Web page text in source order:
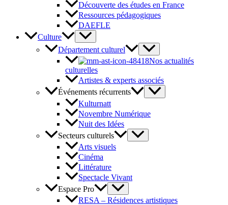
Découverte des études en France
Ressources pédagogiques
DAEFLE
Culture
Département culturel
Nos actualités
culturelles
Artistes & experts associés
Événements récurrents
Kulturnatt
Novembre Numérique
Nuit des Idées
Secteurs culturels
Arts visuels
Cinéma
Littérature
Spectacle Vivant
Espace Pro
RESA – Résidences artistiques